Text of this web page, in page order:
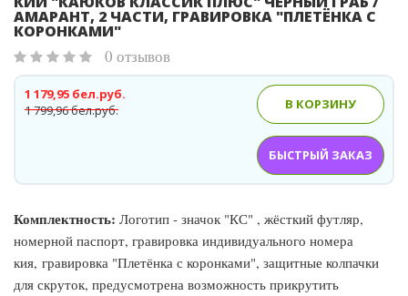
АМАРАНТ, 2 ЧАСТИ, ГРАВИРОВКА "ПЛЕТЁНКА С
КОРОНКАМИ"
0 отзывов
1 799,96 бел.руб.
1 179,95 бел.руб.
В КОРЗИНУ
БЫСТРЫЙ ЗАКАЗ
Комплектность: Логотип - значок "КС" , жёсткий футляр,
номерной паспорт, гравировка индивидуального номера
кия, гравировка "Плетёнка с коронками", защитные колпачки
для скруток, предусмотрена возможность прикрутить